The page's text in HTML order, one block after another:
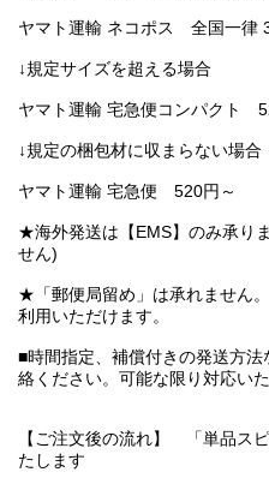
ヤマト運輸 ネコポス 全国一律
↓規定サイズを超える場合
ヤマト運輸 宅急便コンパクト
↓規定の梱包材に収まらない場合
ヤマト運輸 宅急便 520円～
★海外発送は【EMS】のみ承り
せん)
★「郵便局留め」は承れません
利用いただけます。
■時間指定、補償付きの発送方
絡ください。可能な限り対応い
【ご注文後の流れ】 「単品ス
たします